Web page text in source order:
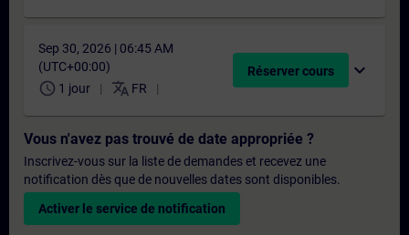
Sep 30, 2026 | 06:45 AM
(UTC+00:00)
schedule 1 jour translate FR
Réserver cours expand_more
Vous n'avez pas trouvé de date appropriée ?
Inscrivez-vous sur la liste de demandes et recevez une
notification dès que de nouvelles dates sont disponibles.
Activer le service de notification